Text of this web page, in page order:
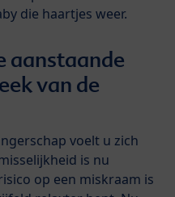
die haartjes weer.
aanstaande
van de
voelt u zich
is nu
op een miskraam is